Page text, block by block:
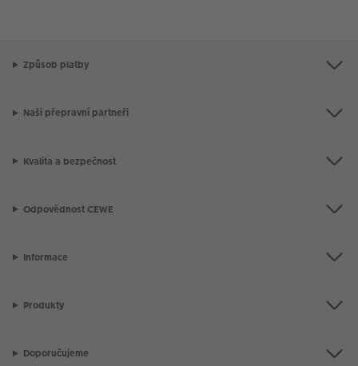
Způsob platby
Naši přepravní partneři
Kvalita a bezpečnost
Odpovědnost CEWE
Informace
Produkty
Doporučujeme